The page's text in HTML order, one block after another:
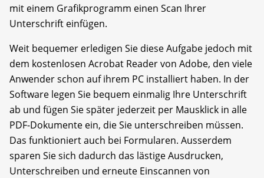
mit einem Grafikprogramm einen Scan Ihrer
Unterschrift einfügen.
Weit bequemer erledigen Sie diese Aufgabe jedoch mit
dem kostenlosen Acrobat Reader von Adobe, den viele
Anwender schon auf ihrem PC installiert haben. In der
Software legen Sie bequem einmalig Ihre Unterschrift
ab und fügen Sie später jederzeit per Mausklick in alle
PDF-Dokumente ein, die Sie unterschreiben müssen.
Das funktioniert auch bei Formularen. Ausserdem
sparen Sie sich dadurch das lästige Ausdrucken,
Unterschreiben und erneute Einscannen von